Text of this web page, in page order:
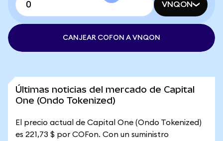
VNQON
CANJEAR COFON A VNQON
Últimas noticias del mercado de Capital
One (Ondo Tokenized)
El precio actual de Capital One (Ondo Tokenized)
es 221,73 $ por COFon. Con un suministro